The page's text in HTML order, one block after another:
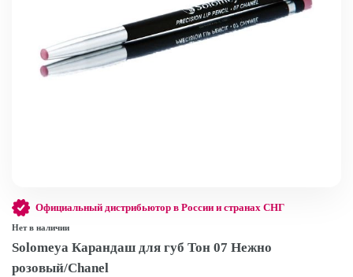
Официальный дистрибьютор в России и странах СНГ
Нет в наличии
Solomeya Карандаш для губ Тон 07 Нежно
розовый/Chanel